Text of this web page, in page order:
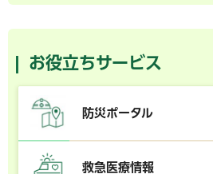
お役立ちサービス
防災ポータル
救急医療情報